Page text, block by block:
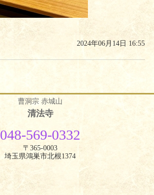
2024年06月14日 16:55
曹洞宗 赤城山
清法寺
048-569-0332
〒365-0003
埼玉県鴻巣市北根1374